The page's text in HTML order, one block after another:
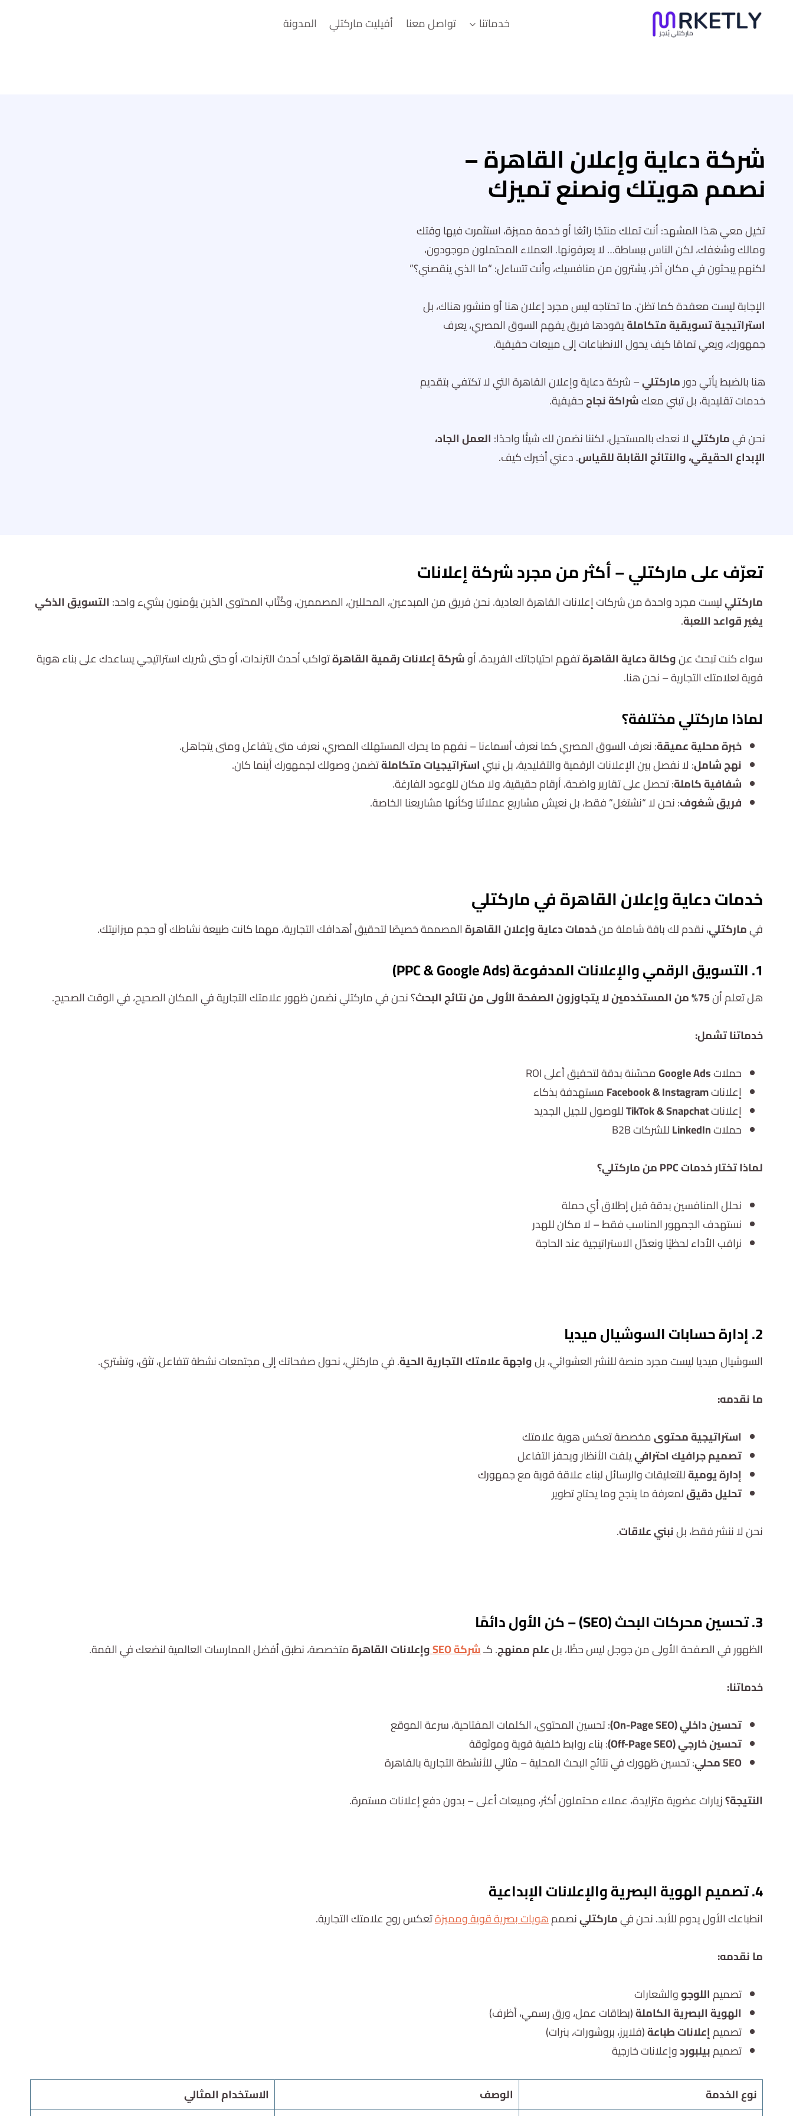
خدماتنا تواصل معنا أفيليت ماركتلي المدونة
شركة دعاية وإعلان القاهرة –
نصمم هويتك ونصنع تميزك
تخيل معي هذا المشهد: أنت تملك منتجًا رائعًا أو خدمة مميزة، استثمرت فيها وقتك
ومالك وشغفك، لكن الناس ببساطة… لا يعرفونها. العملاء المحتملون موجودون،
لكنهم يبحثون في مكان آخر، يشترون من منافسيك، وأنت تتساءل: “ما الذي ينقصني؟”
الإجابة ليست معقدة كما تظن. ما تحتاجه ليس مجرد إعلان هنا أو منشور هناك، بل
استراتيجية تسويقية متكاملةيقودها فريق يفهم السوق المصري، يعرف
جمهورك، ويعي تمامًا كيف يحول الانطباعات إلى مبيعات حقيقية.
هنا بالضبط يأتي دورماركتلي– شركة دعاية وإعلان القاهرة التي لا تكتفي بتقديم
خدمات تقليدية، بل تبني معكشراكة نجاححقيقية.
نحن فيماركتليلا نعدك بالمستحيل، لكننا نضمن لك شيئًا واحدًا: العمل الجاد،
الإبداع الحقيقي، والنتائج القابلة للقياس. دعني أخبرك كيف.
تعرّف على ماركتلي – أكثر من مجرد شركة إعلانات
ماركتليليست مجرد واحدة من شركات إعلانات القاهرة العادية. نحن فريق من المبدعين، المحللين، المصممين، وكُتّاب المحتوى الذين يؤمنون بشيء واحد: التسويق الذكي
يغير قواعد اللعبة.
سواء كنت تبحث عنوكالة دعاية القاهرةتفهم احتياجاتك الفريدة، أوشركة إعلانات رقمية القاهرةتواكب أحدث الترندات، أو حتى شريك استراتيجي يساعدك على بناء هوية
قوية لعلامتك التجارية – نحن هنا.
لماذا ماركتلي مختلفة؟
خبرة محلية عميقة: نعرف السوق المصري كما نعرف أسماءنا – نفهم ما يحرك المستهلك المصري، نعرف متى يتفاعل ومتى يتجاهل.
نهج شامل: لا نفصل بين الإعلانات الرقمية والتقليدية، بل نبنياستراتيجيات متكاملةتضمن وصولك لجمهورك أينما كان.
شفافية كاملة: تحصل على تقارير واضحة، أرقام حقيقية، ولا مكان للوعود الفارغة.
فريق شغوف: نحن لا “نشتغل” فقط، بل نعيش مشاريع عملائنا وكأنها مشاريعنا الخاصة.
خدمات دعاية وإعلان القاهرةفي ماركتلي
فيماركتلي، نقدم لك باقة شاملة منخدمات دعاية وإعلان القاهرةالمصممة خصيصًا لتحقيق أهدافك التجارية، مهما كانت طبيعة نشاطك أو حجم ميزانيتك.
1. التسويق الرقمي والإعلانات المدفوعة (PPC & Google Ads)
هل تعلم أن75% من المستخدمين لا يتجاوزون الصفحة الأولى من نتائج البحث
؟ نحن في ماركتلي نضمن ظهور علامتك التجارية في المكان الصحيح، في الوقت الصحيح.
خدماتنا تشمل:
حملاتGoogle Adsمحسّنة بدقة لتحقيق أعلى ROI
إعلاناتFacebook & Instagramمستهدفة بذكاء
إعلاناتTikTok & Snapchatللوصول للجيل الجديد
حملاتLinkedInللشركات B2B
لماذا تختار خدمات PPC من ماركتلي؟
نحلل المنافسين بدقة قبل إطلاق أي حملة
نستهدف الجمهور المناسب فقط – لا مكان للهدر
نراقب الأداء لحظيًا ونعدّل الاستراتيجية عند الحاجة
2. إدارة حسابات السوشيال ميديا
السوشيال ميديا ليست مجرد منصة للنشر العشوائي، بلواجهة علامتك التجارية الحية. في ماركتلي، نحول صفحاتك إلى مجتمعات نشطة تتفاعل، تثق، وتشتري.
ما نقدمه:
استراتيجية محتوىمخصصة تعكس هوية علامتك
تصميم جرافيك احترافييلفت الأنظار ويحفز التفاعل
إدارة يوميةللتعليقات والرسائل لبناء علاقة قوية مع جمهورك
تحليل دقيقلمعرفة ما ينجح وما يحتاج تطوير
نحن لا ننشر فقط، بلنبني علاقات.
3. تحسين محركات البحث (SEO) – كن الأول دائمًا
الظهور في الصفحة الأولى من جوجل ليس حظًا، بلعلم ممنهج. كـشركة SEO وإعلانات القاهرةمتخصصة، نطبق أفضل الممارسات العالمية لنضعك في القمة.
خدماتنا:
تحسين داخلي (On-Page SEO)
: تحسين المحتوى، الكلمات المفتاحية، سرعة الموقع
تحسين خارجي (Off-Page SEO)
: بناء روابط خلفية قوية وموثوقة
SEO محلي
: تحسين ظهورك في نتائج البحث المحلية – مثالي للأنشطة التجارية بالقاهرة
النتيجة؟زيارات عضوية متزايدة، عملاء محتملون أكثر، ومبيعات أعلى – بدون دفع إعلانات مستمرة.
4. تصميم الهوية البصرية والإعلانات الإبداعية
انطباعك الأول يدوم للأبد. نحن فيماركتلينصممهويات بصرية قوية ومميزةتعكس روح علامتك التجارية.
ما نقدمه:
تصميماللوجووالشعارات
الهوية البصرية الكاملة(بطاقات عمل، ورق رسمي، أظرف)
تصميمإعلانات طباعة(فلايرز، بروشورات، بنرات)
تصميمبيلبوردوإعلانات خارجية
نوع الخدمة الوصف
الاستخدام المثالي